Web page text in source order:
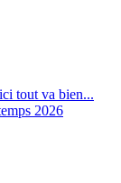
tout va bien...
2026